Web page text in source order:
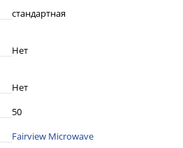
стандартная
Нет
Нет
50
Fairview Microwave